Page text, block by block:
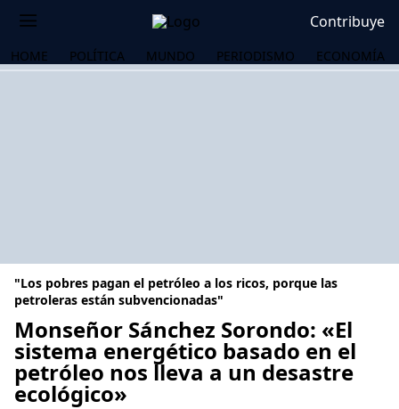
Contribuye
HOME POLÍTICA MUNDO PERIODISMO ECONOMÍA
"Los pobres pagan el petróleo a los ricos, porque las
petroleras están subvencionadas"
Monseñor Sánchez Sorondo: «El
sistema energético basado en el
petróleo nos lleva a un desastre
ecológico»